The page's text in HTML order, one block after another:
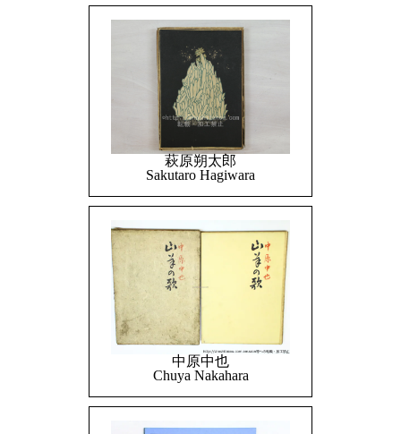
萩原朔太郎
Sakutaro Hagiwara
中原中也
Chuya Nakahara